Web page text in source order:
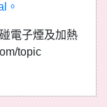
。
電子煙及加熱
topic